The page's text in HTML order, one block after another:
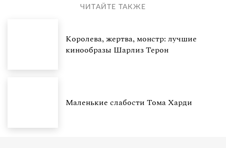
ЧИТАЙТЕ ТАКЖЕ
Королева, жертва, монстр: лучшие
кинообразы Шарлиз Терон
Маленькие слабости Тома Харди